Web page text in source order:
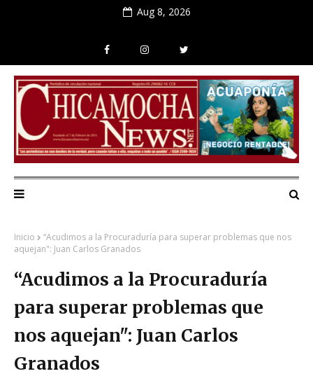
Aug 8, 2026
Inicio
“Acudimos a la Procuraduría para superar problemas que nos
aquejan": Juan Carlos Granados
“Acudimos a la Procuraduría
para superar problemas que
nos aquejan": Juan Carlos
Granados